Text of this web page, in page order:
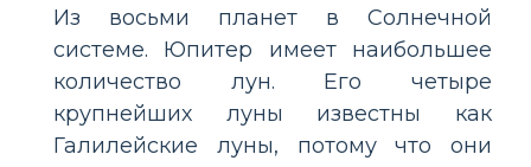
Из восьми планет в Солнечной
системе. Юпитер имеет наибольшее
количество лун. Его четыре
крупнейших луны известны как
Галилейские луны, потому что они